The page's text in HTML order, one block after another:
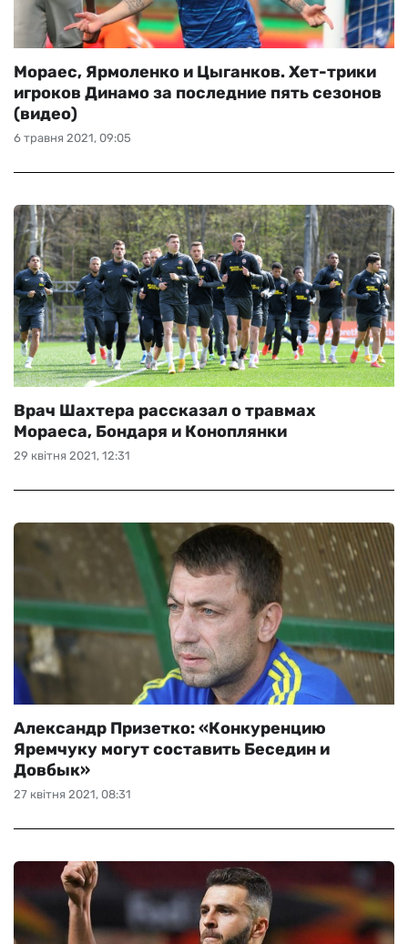
6 травня 2021, 09:05
Мораес, Ярмоленко и Цыганков. Хет-трики
игроков Динамо за последние пять сезонов
(видео)
29 квітня 2021, 12:31
Врач Шахтера рассказал о травмах
Мораеса, Бондаря и Коноплянки
27 квітня 2021, 08:31
Александр Призетко: «Конкуренцию
Яремчуку могут составить Беседин и
Довбык»